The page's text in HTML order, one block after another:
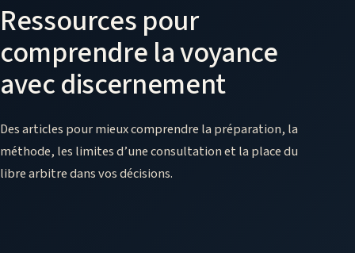
Ressources pour
comprendre la voyance
avec discernement
Des articles pour mieux comprendre la préparation, la
méthode, les limites d’une consultation et la place du
libre arbitre dans vos décisions.